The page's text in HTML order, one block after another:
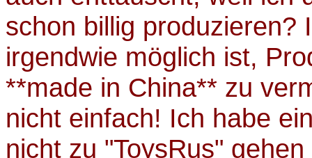
schon billig produzieren?
irgendwie möglich ist,
**made in China** zu
nicht einfach! Ich habe
nicht zu "ToysRus"